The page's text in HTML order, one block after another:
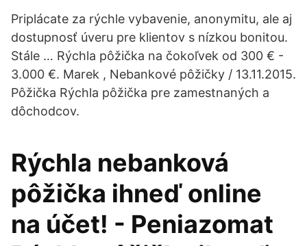
Priplácate za rýchle vybavenie, anonymitu, ale aj
dostupnosť úveru pre klientov s nízkou bonitou.
Stále … Rýchla pôžička na čokoľvek od 300 € -
3.000 €. Marek , Nebankové pôžičky / 13.11.2015.
Pôžička Rýchla pôžička pre zamestnaných a
dôchodcov.
Rýchla nebanková
pôžička ihneď online
na účet! - Peniazomat